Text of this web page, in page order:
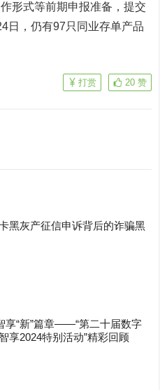
形式等前期申报准备，提交
日，仍有97只同业存单产品
20 赞
打赏
黑灰产征信申诉背后的诈骗黑
享“新”篇章——“第二十届数字
享2024特别活动”精彩回顾